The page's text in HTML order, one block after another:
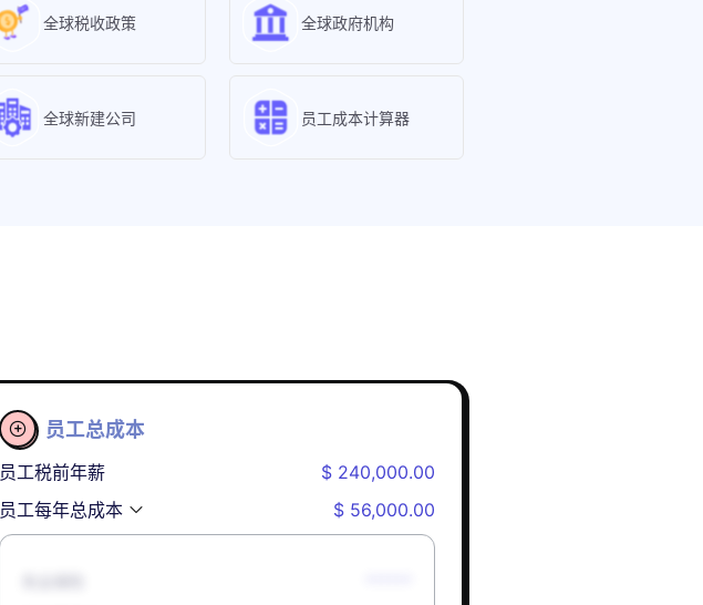
全球税收政策 全球政府机构
全球新建公司 员工成本计算器
 员工总成本
员工税前年薪
$ 240,000.00
员工每年总成本
$ 56,000.00